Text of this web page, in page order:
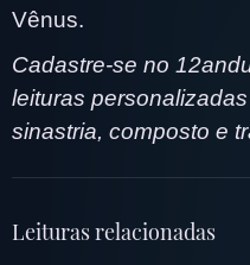
Vênus.
Cadastre-se no
leituras
sinastria, composto e
Leituras relacionadas